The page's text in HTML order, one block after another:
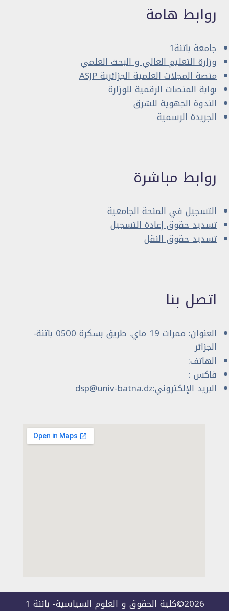
روابط هامة
جامعة باتنة1
وزارة التعليم العالي و البحث العلمي
منصة المجلات العلمية الجزائرية ASJP
بوابة المنصات الرقمية للوزارة
الندوة الجهوية للشرق
الجريدة الرسمية
روابط مباشرة
التسجيل في المنحة الجامعية
تسديد حقوق إعادة التسجيل
تسديد حقوق النقل
اتصل بنا
العنوان: ممرات 19 ماي. طريق بسكرة 0500 باتنة-
الجزائر
الهاتف:
فاكس :
البريد الإلكتروني:dsp@univ-batna.dz
2026©كلية الحقوق و العلوم السياسية- باتنة 1